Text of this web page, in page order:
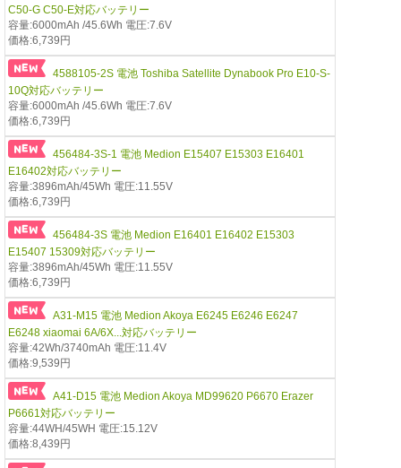
C50-G C50-E対応バッテリー
容量:6000mAh /45.6Wh 電圧:7.6V
価格:6,739円
4588105-2S 電池 Toshiba Satellite Dynabook Pro E10-S-
10Q対応バッテリー
容量:6000mAh /45.6Wh 電圧:7.6V
価格:6,739円
456484-3S-1 電池 Medion E15407 E15303 E16401
E16402対応バッテリー
容量:3896mAh/45Wh 電圧:11.55V
価格:6,739円
456484-3S 電池 Medion E16401 E16402 E15303
E15407 15309対応バッテリー
容量:3896mAh/45Wh 電圧:11.55V
価格:6,739円
A31-M15 電池 Medion Akoya E6245 E6246 E6247
E6248 xiaomai 6A/6X...対応バッテリー
容量:42Wh/3740mAh 電圧:11.4V
価格:9,539円
A41-D15 電池 Medion Akoya MD99620 P6670 Erazer
P6661対応バッテリー
容量:44WH/45WH 電圧:15.12V
価格:8,439円